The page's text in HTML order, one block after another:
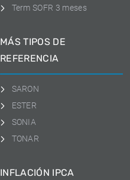
Term SOFR 3 meses
MÁS TIPOS DE
REFERENCIA
SARON
ESTER
SONIA
TONAR
INFLACIÓN IPCA